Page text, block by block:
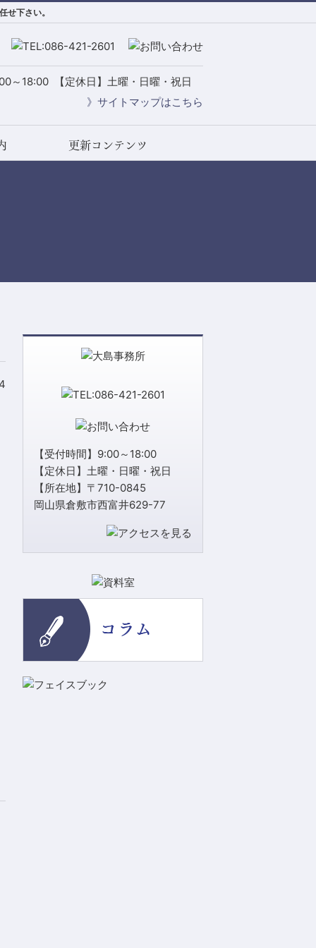
せ下さい。
～18:00
【定休日】土曜・日曜・祝日
》サイトマップはこちら
更新コンテンツ
【受付時間】9:00～18:00
【定休日】土曜・日曜・祝日
【所在地】〒710-0845
岡山県倉敷市西富井629-77